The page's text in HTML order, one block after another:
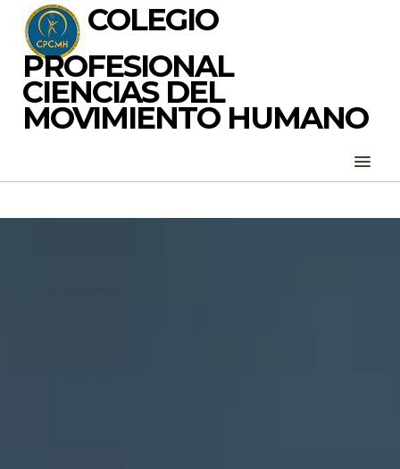
COLEGIO
PROFESIONAL
CIENCIAS DEL
MOVIMIENTO HUMANO